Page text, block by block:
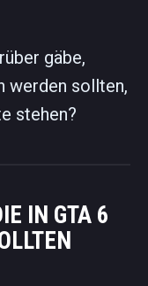
gäbe,
werden sollten,
stehen?
IN GTA 6